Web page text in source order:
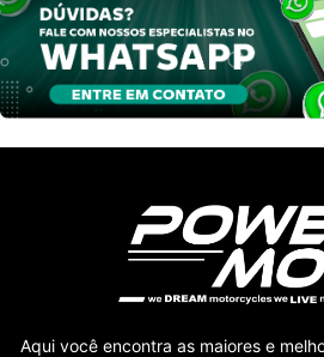
Aqui você encontra as maiores e